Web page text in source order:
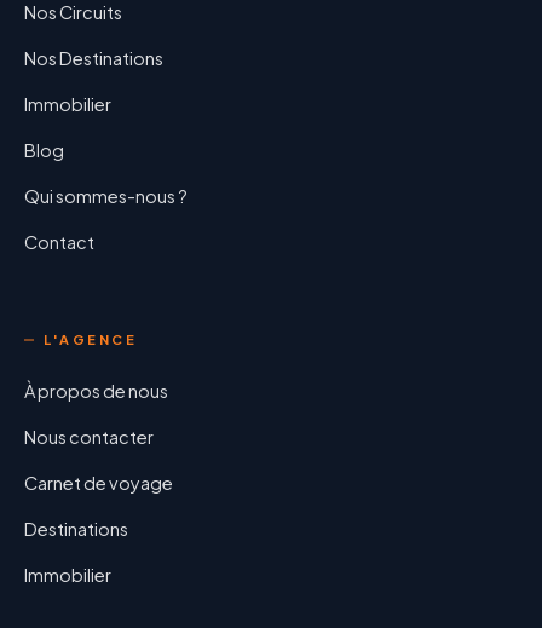
Nos Circuits
Nos Destinations
Immobilier
Blog
Qui sommes-nous ?
Contact
L'AGENCE
À propos de nous
Nous contacter
Carnet de voyage
Destinations
Immobilier